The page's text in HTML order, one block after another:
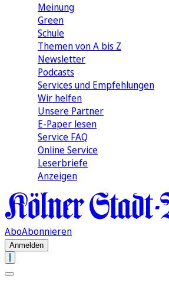
Meinung
Green
Schule
Themen von A bis Z
Newsletter
Podcasts
Services und Empfehlungen
Wir helfen
Unsere Partner
E-Paper lesen
Service FAQ
Online Service
Leserbriefe
Anzeigen
AboAbonnieren
Anmelden